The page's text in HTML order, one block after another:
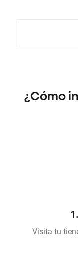
¿Cómo
Visita tu